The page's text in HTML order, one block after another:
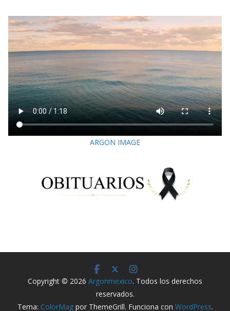
ARGON IMAGE
Copyright © 2026 Argonmexico. Todos los derechos
reservados.
Tema: ColorMagpor ThemeGrill. Funciona con WordPress.